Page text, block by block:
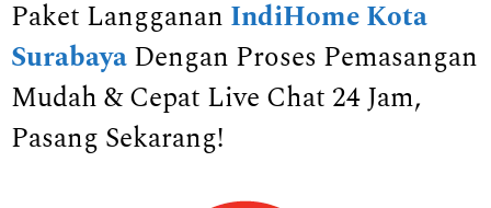
Paket Langganan IndiHome Kota
SurabayaDengan Proses Pemasangan
Mudah & Cepat Live Chat 24 Jam,
Pasang Sekarang!